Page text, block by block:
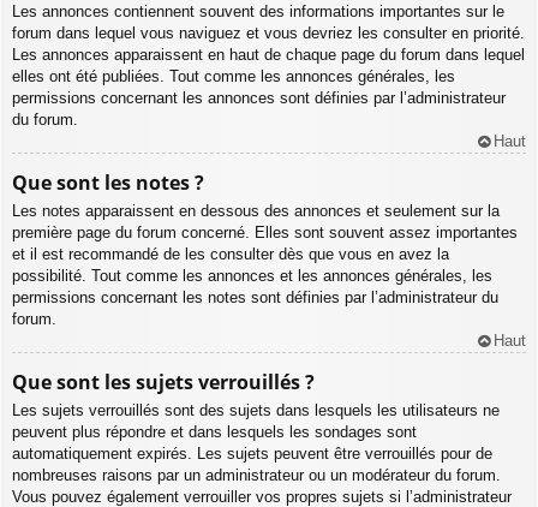
Les annonces contiennent souvent des informations importantes sur le
forum dans lequel vous naviguez et vous devriez les consulter en priorité.
Les annonces apparaissent en haut de chaque page du forum dans lequel
elles ont été publiées. Tout comme les annonces générales, les
permissions concernant les annonces sont définies par l’administrateur
du forum.
Haut
Que sont les notes ?
Les notes apparaissent en dessous des annonces et seulement sur la
première page du forum concerné. Elles sont souvent assez importantes
et il est recommandé de les consulter dès que vous en avez la
possibilité. Tout comme les annonces et les annonces générales, les
permissions concernant les notes sont définies par l’administrateur du
forum.
Haut
Que sont les sujets verrouillés ?
Les sujets verrouillés sont des sujets dans lesquels les utilisateurs ne
peuvent plus répondre et dans lesquels les sondages sont
automatiquement expirés. Les sujets peuvent être verrouillés pour de
nombreuses raisons par un administrateur ou un modérateur du forum.
Vous pouvez également verrouiller vos propres sujets si l’administrateur